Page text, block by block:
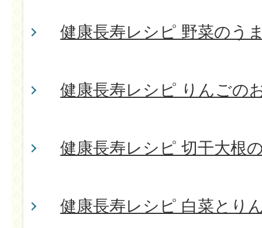
健康長寿レシピ 野菜のう
健康長寿レシピ りんごの
健康長寿レシピ 切干大根
健康長寿レシピ 白菜とり